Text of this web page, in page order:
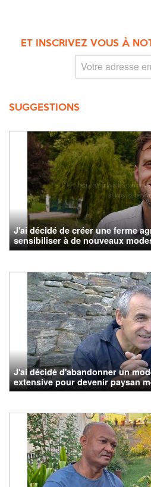
ET INSCRIVEZ VOUS À
SUGGESTIONS
J'ai décidé de créer une ferme
sensibiliser à de nouveaux
J'ai décidé d'abandonner un
extensive pour devenir paysan